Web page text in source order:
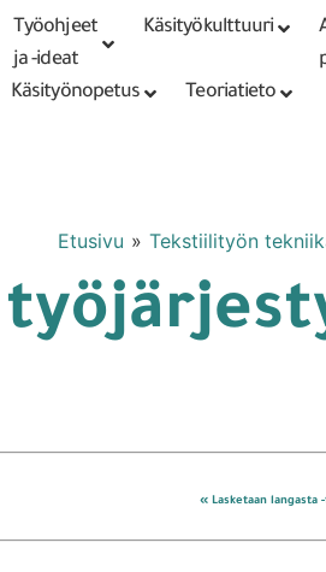
Tarkennettu
Työohjeet
ja -ideat
Käsityökulttuuri
Käsityönopetus Teoriatieto
Etusivu » Tekstiilityön
« Lasketaan langasta